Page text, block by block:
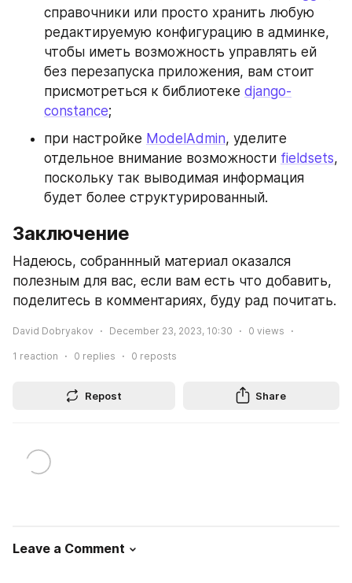
справочники или просто хранить любую
редактируемую конфигурацию в админке,
чтобы иметь возможность управлять ей
без перезапуска приложения, вам стоит
присмотреться к библиотеке django-
constance;
при настройке ModelAdmin, уделите
отдельное внимание возможности fieldsets,
поскольку так выводимая информация
будет более структурированный.
Заключение
Надеюсь, собраннный материал оказался
полезным для вас, если вам есть что добавить,
поделитесь в комментариях, буду рад почитать.
David Dobryakov December 23, 2023, 10:30 0 views
1 reaction 0 replies 0 reposts
Repost Share
Leave a Comment